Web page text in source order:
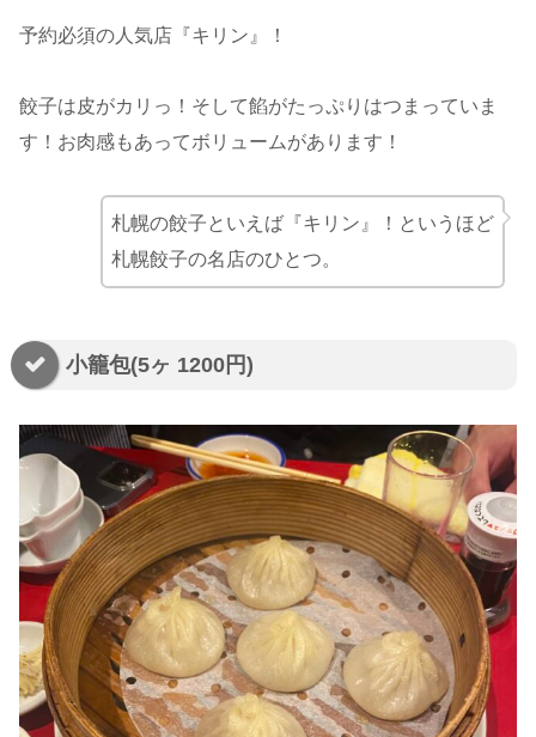
予約必須の人気店『キリン』！
餃子は皮がカリっ！そして餡がたっぷりはつまっていま
す！お肉感もあってボリュームがあります！
札幌の餃子といえば『キリン』！というほど
札幌餃子の名店のひとつ。
小籠包(5ヶ 1200円)